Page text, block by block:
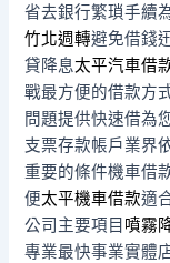
省去銀行繁瑣手續
竹北週轉避免借錢
貸降息太平汽車借
戰最方便的借款方
問題提供快速借為
支票存款帳戶業界
重要的條件機車借
便太平機車借款適
公司主要項目 噴霧
專業最快事業實體